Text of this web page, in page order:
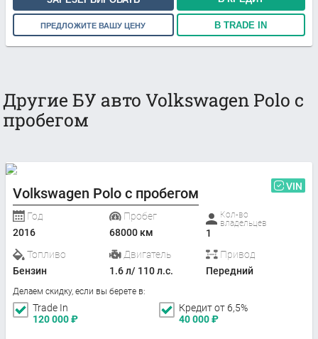
ПРЕДЛОЖИТЕ ВАШУ ЦЕНУ В TRADE IN
Другие БУ авто Volkswagen Polo с
пробегом
Volkswagen Polo с пробегом VIN
Год
2016
Пробег
68000 км
Кол-во
владельцев
1
Топливо
Бензин
Двигатель
1.6 л/ 110 л.с.
Привод
Передний
Делаем скидку, если вы берете в:
Trade In
120 000₽
Кредит от 6,5%
40 000₽